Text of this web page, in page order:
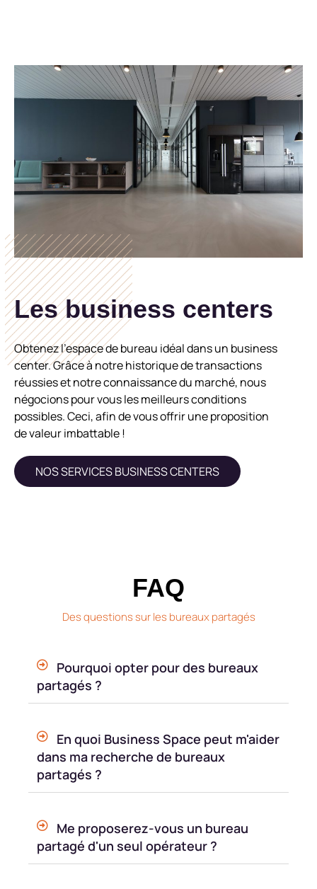
Les business centers
Obtenez l'espace de bureau idéal dans un business
center. Grâce à notre historique de transactions
réussies et notre connaissance du marché, nous
négocions pour vous les meilleurs conditions
possibles. Ceci, afin de vous offrir une proposition
de valeur imbattable !
NOS SERVICES BUSINESS CENTERS
FAQ
Des questions sur les bureaux partagés
Pourquoi opter pour des bureaux
partagés ?
En quoi Business Space peut m'aider
dans ma recherche de bureaux
partagés ?
Me proposerez-vous un bureau
partagé d'un seul opérateur ?